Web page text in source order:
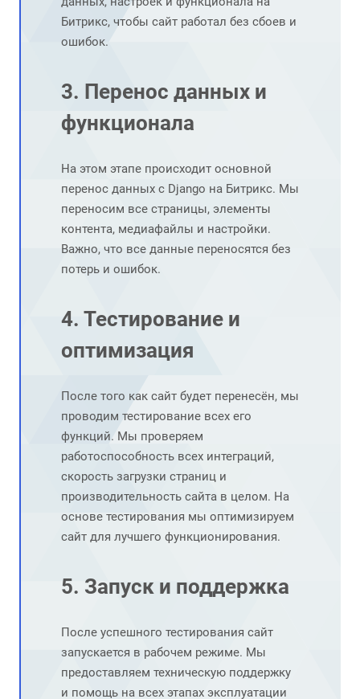
Битрикс, чтобы сайт работал без сбоев и
ошибок.
3. Перенос данных и
функционала
На этом этапе происходит основной
перенос данных с Django на Битрикс. Мы
переносим все страницы, элементы
контента, медиафайлы и настройки.
Важно, что все данные переносятся без
потерь и ошибок.
4. Тестирование и
оптимизация
После того как сайт будет перенесён, мы
проводим тестирование всех его
функций. Мы проверяем
работоспособность всех интеграций,
скорость загрузки страниц и
производительность сайта в целом. На
основе тестирования мы оптимизируем
сайт для лучшего функционирования.
5. Запуск и поддержка
После успешного тестирования сайт
запускается в рабочем режиме. Мы
предоставляем техническую поддержку
и помощь на всех этапах эксплуатации